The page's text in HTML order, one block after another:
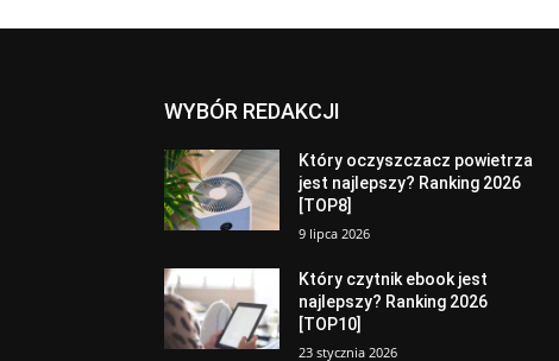
WYBÓR REDAKCJI
Który oczyszczacz powietrza
jest najlepszy? Ranking 2026
[TOP8]
9 lipca 2026
Który czytnik ebook jest
najlepszy? Ranking 2026
[TOP10]
23 stycznia 2026